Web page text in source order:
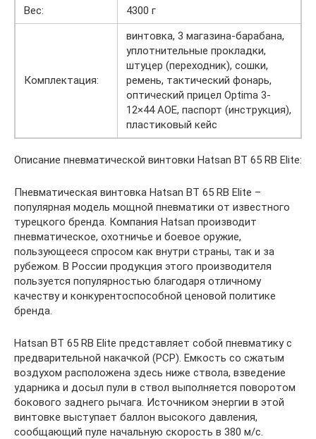
Вес:
4300 г
Комплектация:
винтовка, 3 магазина-барабана,
уплотнительные прокладки,
штуцер (переходник), сошки,
ремень, тактический фонарь,
оптический прицел Optima 3-
12×44 AOE, паспорт (инструкция),
пластиковый кейс
Описание пневматической винтовки Hatsan BT 65 RB Elite:
Пневматическая винтовка Hatsan BT 65 RB Elite –
популярная модель мощной пневматики от известного
турецкого бренда. Компания Hatsan производит
пневматическое, охотничье и боевое оружие,
пользующееся спросом как внутри страны, так и за
рубежом. В России продукция этого производителя
пользуется популярностью благодаря отличному
качеству и конкурентоспособной ценовой политике
бренда.
Hatsan BT 65 RB Elite представляет собой пневматику с
предварительной накачкой (PCP). Емкость со сжатым
воздухом расположена здесь ниже ствола, взведение
ударника и досыл пули в ствол выполняется поворотом
бокового заднего рычага. Источником энергии в этой
винтовке выступает баллон высокого давления,
сообщающий пуле начальную скорость в 380 м/с.